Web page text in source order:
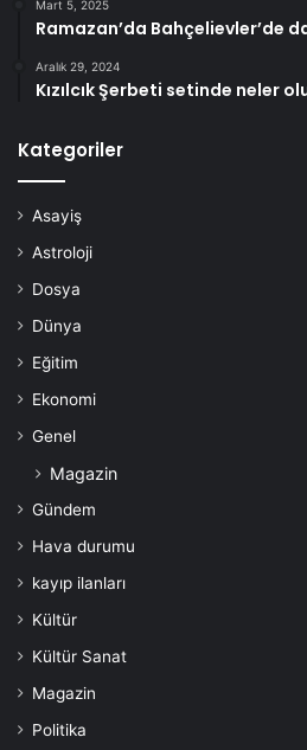
Mart 5, 2025
Ramazan’da Bahçelievler’de
Aralık 29, 2024
Kızılcık Şerbeti setinde neler
Kategoriler
Asayiş
Astroloji
Dosya
Dünya
Eğitim
Ekonomi
Genel
Magazin
Gündem
Hava durumu
kayıp ilanları
Kültür
Kültür Sanat
Magazin
Politika